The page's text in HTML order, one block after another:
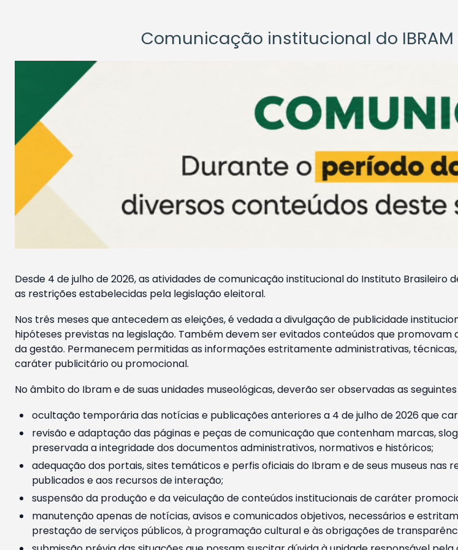
Comunicação institucional do
Desde 4 de julho de 2026, as atividades de comunicação institucional do Instituto
as restrições estabelecidas pela legislação eleitoral.
Nos três meses que antecedem as eleições, é vedada a divulgação de publicidade
hipóteses previstas na legislação. Também devem ser evitados conteúdos que
da gestão. Permanecem permitidas as informações estritamente administrativas,
caráter publicitário ou promocional.
No âmbito do Ibram e de suas unidades museológicas, deverão ser observadas as
ocultação temporária das notícias e publicações anteriores a 4 de julho de 2026 que
revisão e adaptação das páginas e peças de comunicação que contenham marcas,
preservada a integridade dos documentos administrativos, normativos e históricos;
adequação dos portais, sites temáticos e perfis oficiais do Ibram e de seus museus nas
publicados e aos recursos de interação;
suspensão da produção e da veiculação de conteúdos institucionais de caráter
manutenção apenas de notícias, avisos e comunicados objetivos, necessários e
prestação de serviços públicos, à programação cultural e às obrigações de